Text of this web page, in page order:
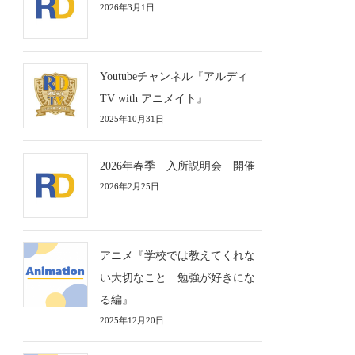
2026年3月1日
Youtubeチャンネル『アルディ
TV with アニメイト』
2025年10月31日
2026年春季 入所説明会 開催
2026年2月25日
アニメ『学校では教えてくれな
い大切なこと 勉強が好きにな
る編』
2025年12月20日